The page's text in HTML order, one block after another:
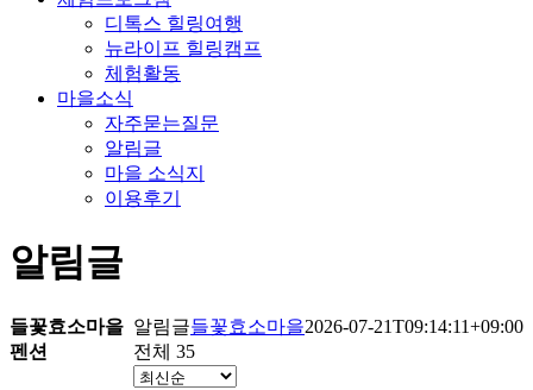
디톡스 힐링여행
뉴라이프 힐링캠프
체험활동
마을소식
자주묻는질문
알림글
마을 소식지
이용후기
알림글
알림글들꽃효소마을2026-07-21T09:14:11+09:00
전체 35
들꽃효소마을
펜션